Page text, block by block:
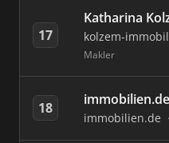
17
Katharina
kolzem-
Makler
18
immobilien.de